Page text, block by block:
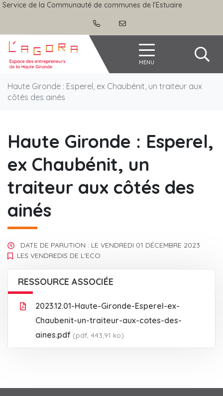
Gestion des traceurs
Aller
Service de la Communauté de communes de l’Estuaire
Agora MENU
Haute Gironde : Esperel, ex Chaubénit, un traiteur aux
côtés des ainés
Haute Gironde : Esperel,
ex Chaubénit, un
traiteur aux côtés des
ainés
DATE DE PARUTION : LE VENDREDI 01 DÉCEMBRE 2023
LES VENDREDIS DE L'ECO
RESSOURCE ASSOCIÉE
2023.12.01-Haute-Gironde-Esperel-ex-
Chaubenit-un-traiteur-aux-cotes-des-
aines.pdf (pdf, 443,91 ko)